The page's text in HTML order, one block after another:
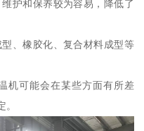
护和保养较为容易，降低了
、橡胶化、复合材料成型等
机可能会在某些方面有所差